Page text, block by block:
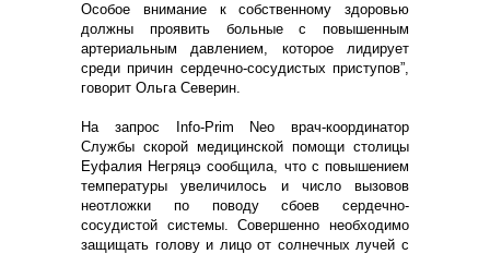
Особое внимание к собственному здоровью
должны проявить больные с повышенным
артериальным давлением, которое лидирует
среди причин сердечно-сосудистых приступов”,
говорит Ольга Северин.
На запрос Info-Prim Neo врач-координатор
Службы скорой медицинской помощи столицы
Еуфалия Негряцэ сообщила, что с повышением
температуры увеличилось и число вызовов
неотложки по поводу сбоев сердечно-
сосудистой системы. Совершенно необходимо
защищать голову и лицо от солнечных лучей с